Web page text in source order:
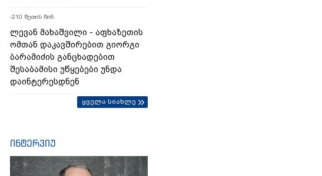
-210 წუთის წინ
ლევან მახაშვილი - აფხაზეთის
ომთან დაკავშირებით გიორგი
ბარამიძის განცხადებით
შესაბამისი უწყებები უნდა
დაინტერესდნენ
ყველა სიახლე
ინტერვიუ